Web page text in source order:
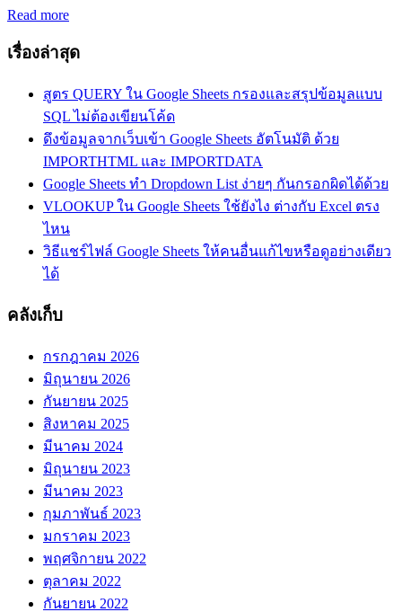
Read more
เรื่องล่าสุด
สูตร QUERY ใน Google Sheets กรองและสรุปข้อมูลแบบ
SQL ไม่ต้องเขียนโค้ด
ดึงข้อมูลจากเว็บเข้า Google Sheets อัตโนมัติ ด้วย
IMPORTHTML และ IMPORTDATA
Google Sheets ทำ Dropdown List ง่ายๆ กันกรอกผิดได้ด้วย
VLOOKUP ใน Google Sheets ใช้ยังไง ต่างกับ Excel ตรง
ไหน
วิธีแชร์ไฟล์ Google Sheets ให้คนอื่นแก้ไขหรือดูอย่างเดียว
ได้
คลังเก็บ
กรกฎาคม 2026
มิถุนายน 2026
กันยายน 2025
สิงหาคม 2025
มีนาคม 2024
มิถุนายน 2023
มีนาคม 2023
กุมภาพันธ์ 2023
มกราคม 2023
พฤศจิกายน 2022
ตุลาคม 2022
กันยายน 2022